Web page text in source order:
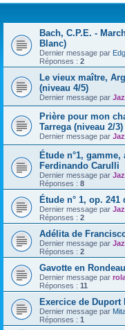
Bach, C.P.E. -
Blanc)
Dernier message par
Réponses : 2
Le vieux maître,
(niveau 4/5)
Dernier message par
Prière pour mon
Tarrega (niveau 2/3)
Dernier message par
Étude n°1,
Ferdinando Carulli
Dernier message par
Réponses : 8
Étude n° 1, op.
Dernier message par
Réponses : 2
Adélita de
Dernier message par
Réponses : 2
Gavotte en
Dernier message par
Réponses : 11
Exercice de Duport
Dernier message par
Réponses : 1